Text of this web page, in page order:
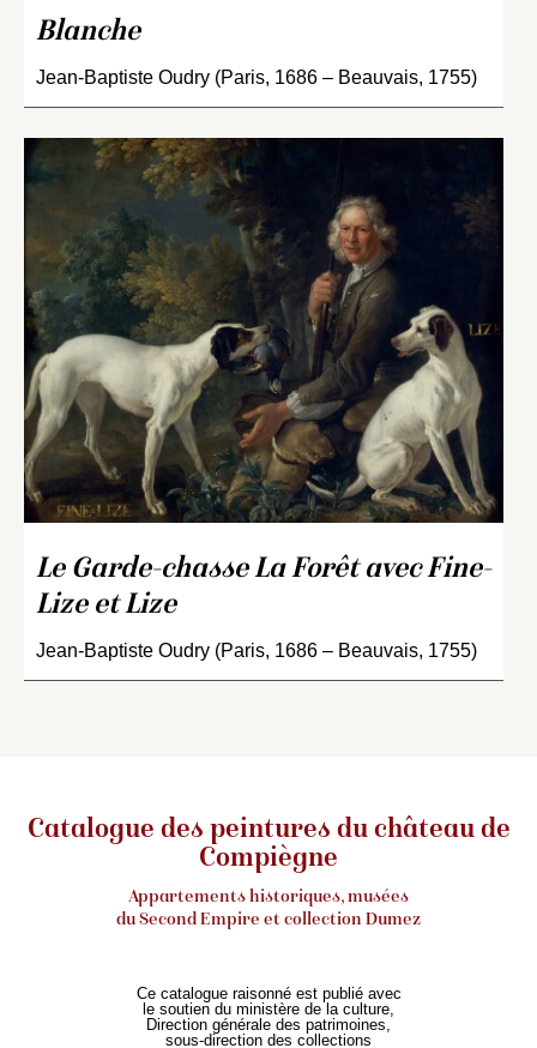
Blanche
Jean-Baptiste Oudry (Paris, 1686 – Beauvais, 1755)
Le Garde-chasse La Forêt avec Fine-
Lize et Lize
Jean-Baptiste Oudry (Paris, 1686 – Beauvais, 1755)
Catalogue des peintures du château de
Compiègne
Appartements historiques, musées
du Second Empire et collection Dumez
Ce catalogue raisonné est publié avec
le soutien du ministère de la culture,
Direction générale des patrimoines,
sous-direction des collections